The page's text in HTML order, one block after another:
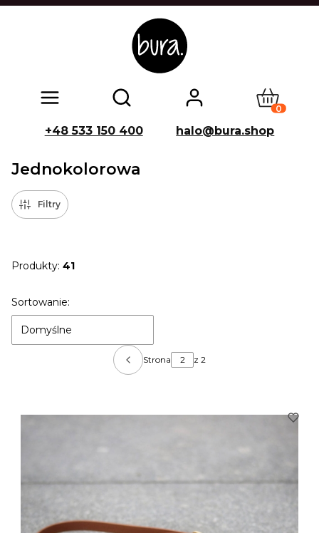
Otwórz wyszukiwarkę Produkty
+48 533 150 400 halo@bura.shop
Jednokolorowa
Filtry
Produkty: 41
Lista produktów
Sortowanie:
Domyślne
Poprzednie produkty
Strona z 2